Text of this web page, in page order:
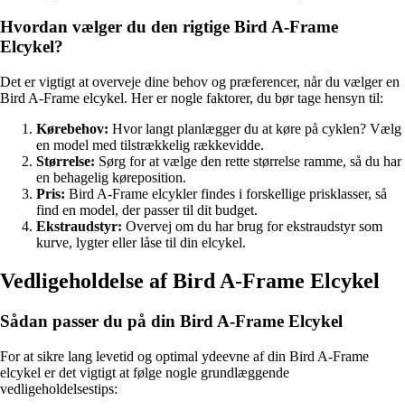
Hvordan vælger du den rigtige Bird A-Frame
Elcykel?
Det er vigtigt at overveje dine behov og præferencer, når du vælger en
Bird A-Frame elcykel. Her er nogle faktorer, du bør tage hensyn til:
Kørebehov: Hvor langt planlægger du at køre på cyklen? Vælg
en model med tilstrækkelig rækkevidde.
Størrelse: Sørg for at vælge den rette størrelse ramme, så du har
en behagelig køreposition.
Pris: Bird A-Frame elcykler findes i forskellige prisklasser, så
find en model, der passer til dit budget.
Ekstraudstyr: Overvej om du har brug for ekstraudstyr som
kurve, lygter eller låse til din elcykel.
Vedligeholdelse af Bird A-Frame Elcykel
Sådan passer du på din Bird A-Frame Elcykel
For at sikre lang levetid og optimal ydeevne af din Bird A-Frame
elcykel er det vigtigt at følge nogle grundlæggende
vedligeholdelsestips: